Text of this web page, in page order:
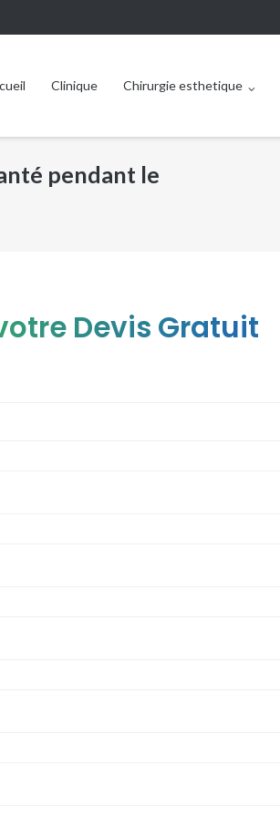
Clinique Chirurgie esthetique
pendant le
Devis Gratuit